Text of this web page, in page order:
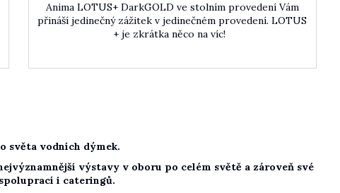
Anima LOTUS+ DarkGOLD ve stolním provedení Vám
přináší jedinečný zážitek v jedinečném provedení. LOTUS
+ je zkrátka něco na víc!
světa vodních dýmek.
výstavy v oboru po celém světě a zároveň své
i cateringů.